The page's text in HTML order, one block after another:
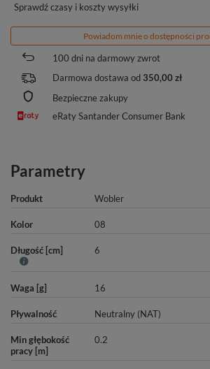
Sprawdź czasy i koszty wysyłki
Powiadom mnie o dostępności
100 dni na darmowy zwrot
Darmowa dostawa od 350,00 zł
Bezpieczne zakupy
eRaty Santander Consumer Bank
Parametry
Produkt Wobler
Kolor 08
Długość [cm] 6
Waga [g] 16
Pływalność Neutralny (NAT)
Min głębokość
pracy [m]
0.2